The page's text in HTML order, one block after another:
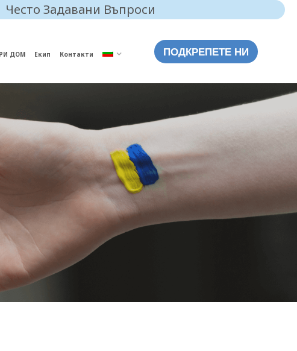
Често Задавани Въпроси
ДОМ Екип Контакти ПОДКРЕПЕТЕ НИ